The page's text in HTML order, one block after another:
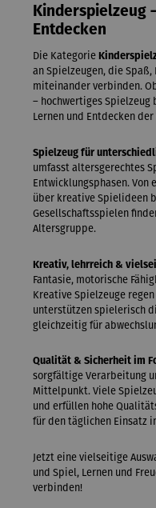
Kinderspielzeug
Entdecken
Die Kategorie
an Spielzeugen, die
miteinander verbinden.
– hochwertiges
Lernen und Entdecken
Spielzeug für
umfasst altersgerechtes
Entwicklungsphasen.
über kreative Spielideen
Gesellschaftsspielen
Altersgruppe.
Kreativ, lehrreich &
Fantasie, motorische
Kreative Spielzeuge
unterstützen spielerisch
gleichzeitig für
Qualität & Sicherheit im
sorgfältige Verarbeitung
Mittelpunkt. Viele
und erfüllen hohe
für den täglichen Einsatz
Jetzt eine vielseitige
und Spiel, Lernen und
verbinden!